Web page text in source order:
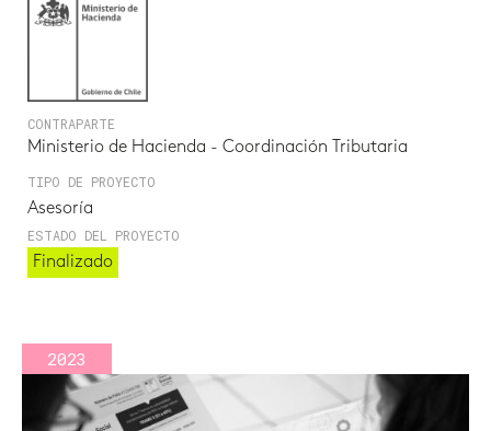
CONTRAPARTE
Ministerio de Hacienda - Coordinación Tributaria
TIPO DE PROYECTO
Asesoría
ESTADO DEL PROYECTO
Finalizado
2023